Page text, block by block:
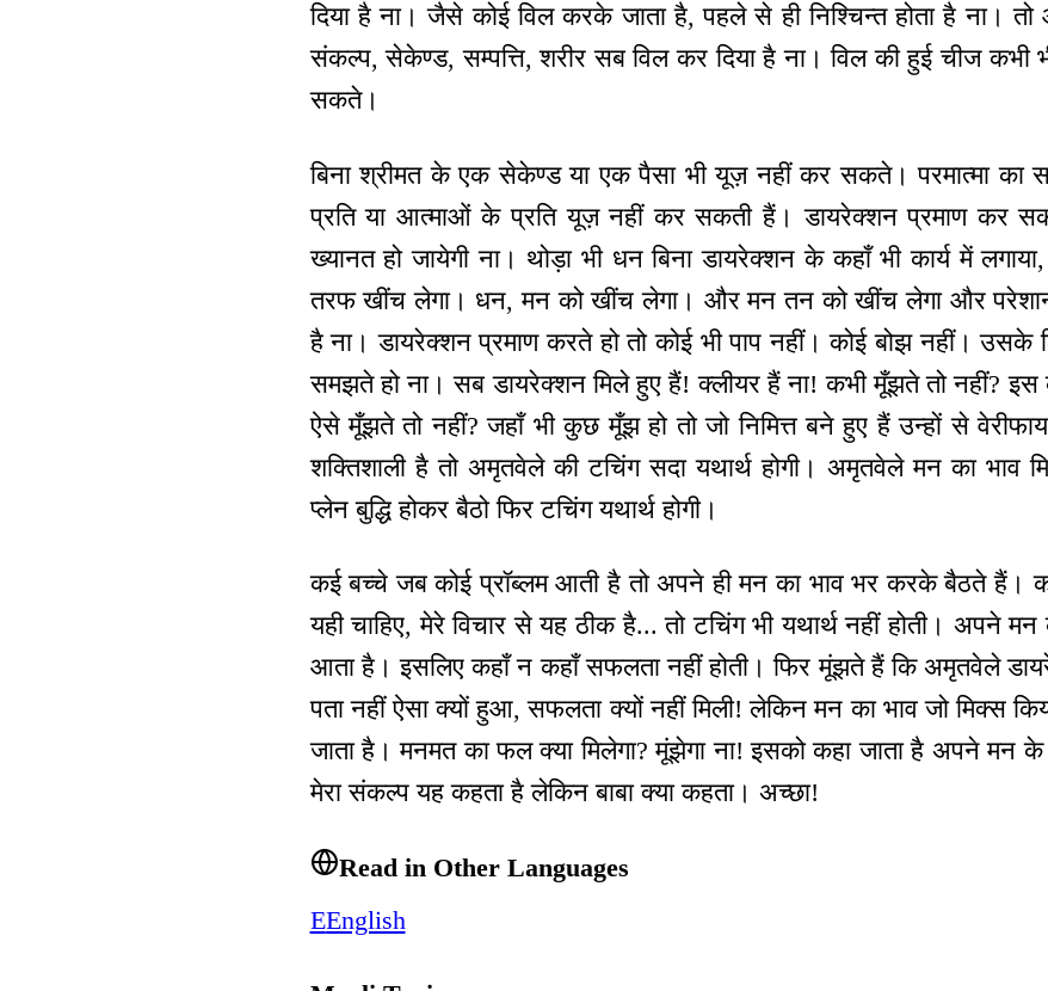
दिया है ना। जैसे कोई विल करके जाता है, पहले से ही निश्चिन्त होता है ना।
संकल्प, सेकेण्ड, सम्पत्ति, शरीर सब विल कर दिया है ना। विल की हुई चीज कभी
सकते।
बिना श्रीमत के एक सेकेण्ड या एक पैसा भी यूज़ नहीं कर सकते। परमात्मा का
प्रति या आत्माओं के प्रति यूज़ नहीं कर सकती हैं। डायरेक्शन प्रमाण कर
ख्यानत हो जायेगी ना। थोड़ा भी धन बिना डायरेक्शन के कहाँ भी कार्य में
तरफ खींच लेगा। धन, मन को खींच लेगा। और मन तन को खींच लेगा और परेशान
है ना। डायरेक्शन प्रमाण करते हो तो कोई भी पाप नहीं। कोई बोझ नहीं। उसके
समझते हो ना। सब डायरेक्शन मिले हुए हैं! क्लीयर हैं ना! कभी मूँझते तो नहीं? इस
ऐसे मूँझते तो नहीं? जहाँ भी कुछ मूँझ हो तो जो निमित्त बने हुए हैं उन्हों से
शक्तिशाली है तो अमृतवेले की टचिंग सदा यथार्थ होगी। अमृतवेले मन का भाव
प्लेन बुद्धि होकर बैठो फिर टचिंग यथार्थ होगी।
कई बच्चे जब कोई प्रॉब्लम आती है तो अपने ही मन का भाव भर करके बैठते हैं।
यही चाहिए, मेरे विचार से यह ठीक है... तो टचिंग भी यथार्थ नहीं होती। अपने
आता है। इसलिए कहाँ न कहाँ सफलता नहीं होती। फिर मूंझते हैं कि अमृतवेले
पता नहीं ऐसा क्यों हुआ, सफलता क्यों नहीं मिली! लेकिन मन का भाव जो मिक्स
जाता है। मनमत का फल क्या मिलेगा? मूंझेगा ना! इसको कहा जाता है अपने मन
मेरा संकल्प यह कहता है लेकिन बाबा क्या कहता। अच्छा!
Read in Other Languages
EEnglish